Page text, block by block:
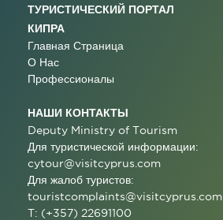
ТУРИСТИЧЕСКИЙ ПОРТАЛ
КИПРА
Главная Страница
О Нас
Профессионалы
НАШИ КОНТАКТЫ
Deputy Ministry of Tourism
Для туристической информации:
cytour@visitcyprus.com
Для жалоб туристов:
touristcomplaints@visitcyprus.com
T: (+357) 22691100